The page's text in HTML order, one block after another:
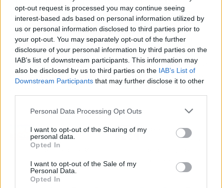
opt-out request is processed you may continue seeing
interest-based ads based on personal information utilized by
us or personal information disclosed to third parties prior to
your opt-out. You may separately opt-out of the further
disclosure of your personal information by third parties on the
IAB’s list of downstream participants. This information may
also be disclosed by us to third parties on the IAB’s List of
Downstream Participants that may further disclose it to other
Personal Data Processing Opt Outs
I want to opt-out of the Sharing of my
personal data.
Opted In
I want to opt-out of the Sale of my
Personal Data.
Opted In
manera que puedan orientar en cada parte del
proceso necesario para desarrollar esta
habilidad de manera continua y efectiva. En
Ávila, el equipo de Contigo Psicología destaca
como una de las mejores opciones para llevar a
cabo terapias psicológicas que ayuden en este
Karem Home y la gestión
estratégica de
Ecotech garantiza un
futuro más sostenible
coche eléctrico